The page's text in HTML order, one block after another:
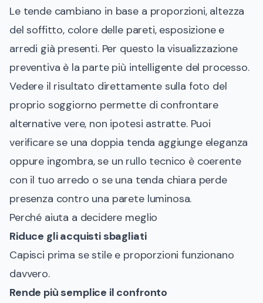
Le tende cambiano in base a proporzioni, altezza
del soffitto, colore delle pareti, esposizione e
arredi già presenti. Per questo la visualizzazione
preventiva è la parte più intelligente del processo.
Vedere il risultato direttamente sulla foto del
proprio soggiorno permette di confrontare
alternative vere, non ipotesi astratte. Puoi
verificare se una doppia tenda aggiunge eleganza
oppure ingombra, se un rullo tecnico è coerente
con il tuo arredo o se una tenda chiara perde
presenza contro una parete luminosa.
Perché aiuta a decidere meglio
Riduce gli acquisti sbagliati
Capisci prima se stile e proporzioni funzionano
davvero.
Rende più semplice il confronto